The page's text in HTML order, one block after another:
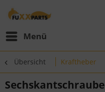
Menü
Übersicht Kraftheber
Sechskantschraube